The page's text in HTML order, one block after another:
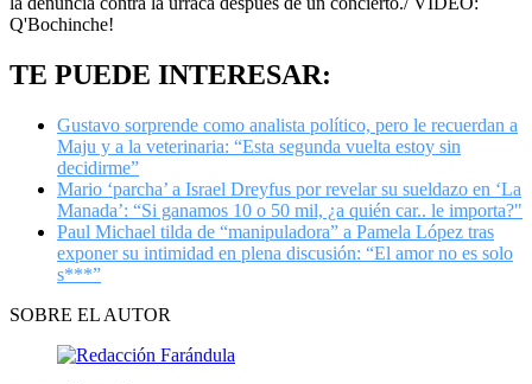
of
50
Q'Bochinche!
TE PUEDE INTERESAR:
Gustavo sorprende como analista político, pero le recuerdan a
Maju y a la veterinaria: “Esta segunda vuelta estoy sin
decidirme”
Mario ‘parcha’ a Israel Dreyfus por revelar su sueldazo en ‘La
Manada’: “Si ganamos 10 o 50 mil, ¿a quién car.. le importa?"
Paul Michael tilda de “manipuladora” a Pamela López tras
exponer su intimidad en plena discusión: “El amor no es solo
s***”
SOBRE EL AUTOR